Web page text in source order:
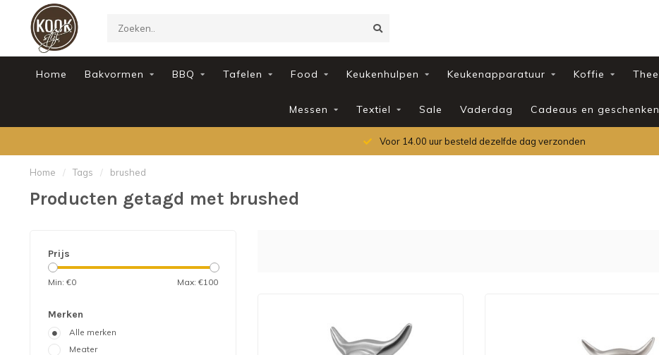
Home Bakvormen BBQ Tafelen Food Keukenhulpen Keukenapparatuur Koffie Thee
Messen Textiel Sale Vaderdag Cadeaus en geschenken
Voor 14.00 uur besteld dezelfde dag verzonden
Home / Tags / brushed
Producten getagd met brushed
Prijs
Min: €0 Max: €100
Merken
Alle merken
Meater